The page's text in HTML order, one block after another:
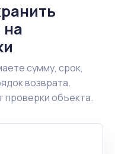
на
сумму, срок,
возврата.
проверки объекта.